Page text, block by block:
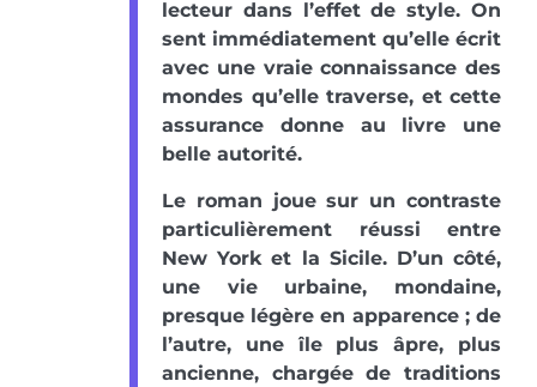
lecteur dans l’effet de style. On
sent immédiatement qu’elle écrit
avec une vraie connaissance des
mondes qu’elle traverse, et cette
assurance donne au livre une
belle autorité.
Le roman joue sur un contraste
particulièrement réussi entre
New York et la Sicile. D’un côté,
une vie urbaine, mondaine,
presque légère en apparence ; de
l’autre, une île plus âpre, plus
ancienne, chargée de traditions